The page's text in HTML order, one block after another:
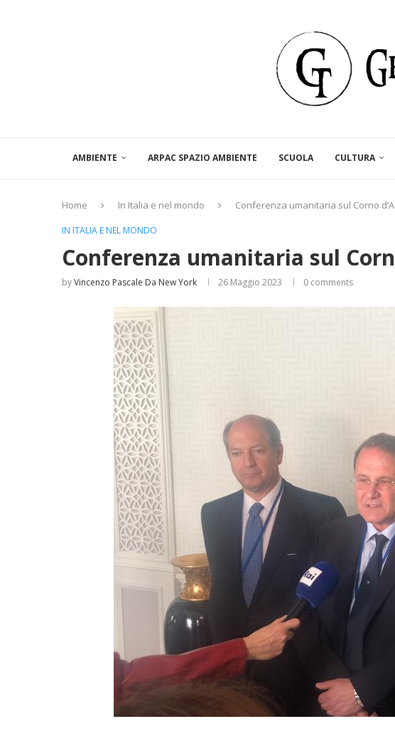
AMBIENTE ARPAC SPAZIO AMBIENTE SCUOLA CULTURA
Home In Italia e nel mondo Conferenza umanitaria sul Corno
IN ITALIA E NEL MONDO
Conferenza umanitaria sul
byVincenzo Pascale Da New York 26 Maggio 2023 0 comments